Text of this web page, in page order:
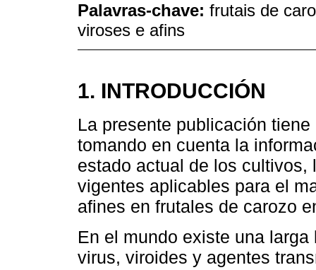
Palavras-chave: frutais de
viroses e afins
1. INTRODUCCIÓN
La presente publicación
tomando en cuenta la
estado actual de los
vigentes aplicables para el
afines en frutales de carozo
En el mundo existe una
virus, viroides y agentes